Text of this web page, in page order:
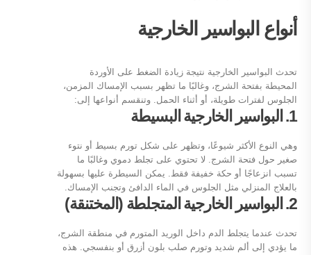
أنواع البواسير الخارجية
تحدث البواسير الخارجية نتيجة زيادة الضغط على الأوردة
المحيطة بفتحة الشرج، وغالبًا ما تظهر بسبب الإمساك المزمن،
الجلوس لفترات طويلة، أو أثناء الحمل. وتنقسم أنواعها إلى:
1. البواسير الخارجية البسيطة
وهي النوع الأكثر شيوعًا، وتظهر على شكل تورم بسيط أو نتوء
صغير حول فتحة الشرج. لا تحتوي على تجلط دموي وغالبًا ما
تسبب انزعاجًا أو حكة خفيفة فقط. يمكن السيطرة عليها بسهولة
بالعلاج المنزلي مثل الجلوس في الماء الدافئ وتجنب الإمساك.
2. البواسير الخارجية المتجلطة (المختنقة)
تحدث عندما يتجلط الدم داخل الوريد المتورم في منطقة الشرج،
ما يؤدي إلى ألم شديد وتورم صلب بلون أزرق أو بنفسجي. هذه